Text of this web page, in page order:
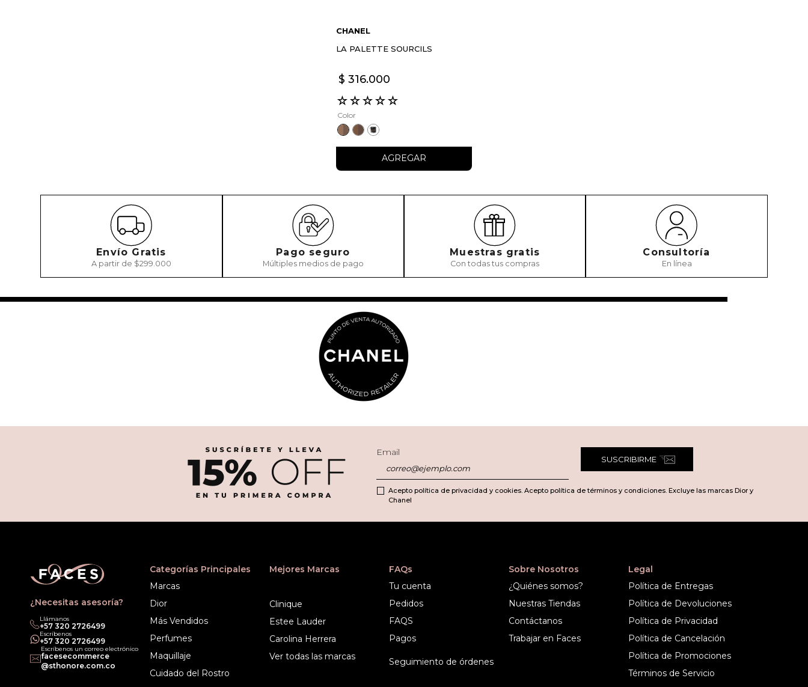
CHANEL
LA PALETTE SOURCILS
$ 316.000
☆☆☆☆☆
Color
AGREGAR
Envío Gratis
A partir de $299.000
Pago seguro
Múltiples medios de pago
Muestras gratis
Con todas tus compras
Consultoría
En línea
Email
SUSCRIBIRME
Acepto política de privacidad y cookies. Acepto política de términos y condiciones. Excluye las marcas Dior y
Chanel
¿Necesitas asesoría?
Llámanos
‎+57 320 2726499
Escríbenos
‎+57 320 2726499
Escríbenos un correo electrónico
facesecommerce
@sthonore.com.co
Categorías Principales
Marcas
Dior
Más Vendidos
Perfumes
Maquillaje
Cuidado del Rostro
Mejores Marcas
Clinique
Estee Lauder
Carolina Herrera
Ver todas las marcas
FAQs
Tu cuenta
Pedidos
FAQS
Pagos
Seguimiento de órdenes
Sobre Nosotros
¿Quiénes somos?
Nuestras Tiendas
Contáctanos
Trabajar en Faces
Legal
Política de Entregas
Política de Devoluciones
Política de Privacidad
Política de Cancelación
Política de Promociones
Términos de Servicio